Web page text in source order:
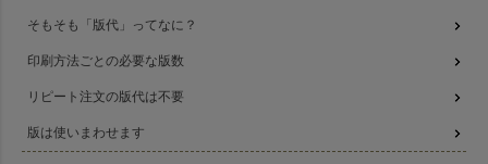
そもそも「版代」ってなに？
印刷方法ごとの必要な版数
リピート注文の版代は不要
版は使いまわせます